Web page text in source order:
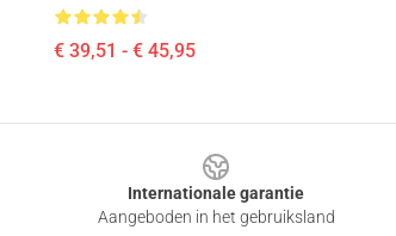
€ 39,51 - € 45,95
Internationale garantie
Aangeboden in het gebruiksland